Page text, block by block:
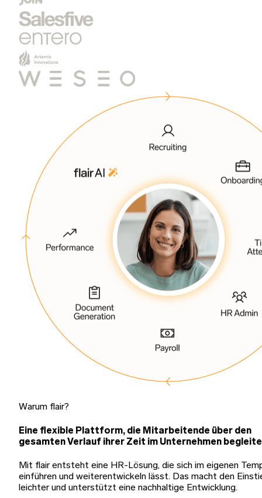
Warum flair?
Eine flexible Plattform, die Mitarbeitende über den
gesamten Verlauf ihrer Zeit im Unternehmen
Mit flair entsteht eine HR-Lösung, die sich im eigenen
einführen und weiterentwickeln lässt. Das macht den
leichter und unterstützt eine nachhaltige Entwicklung.